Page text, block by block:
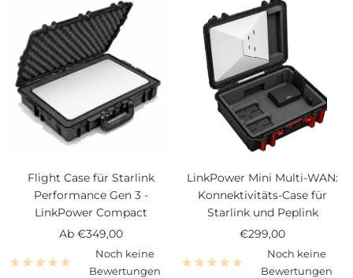
Flight Case für Starlink
Performance Gen 3 -
LinkPower Compact
Angebotspreis
Ab €349,00
Noch keine
Bewertungen
LinkPower Mini Multi-WAN:
Konnektivitäts-Case für
Starlink und Peplink
Angebotspreis
€299,00
Noch keine
Bewertungen